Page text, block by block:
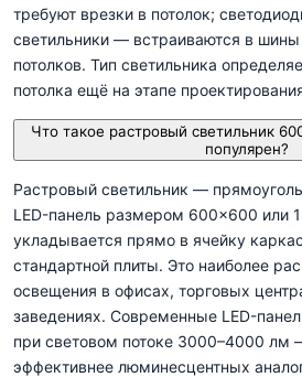
требуют врезки в потолок;
светильники — встраиваются в
потолков. Тип светильника
потолка ещё на этапе
Что такое растровый светильник
популярен?
Растровый светильник —
LED-панель размером 600×600 или
укладывается прямо в ячейку
стандартной плиты. Это наиболее
освещения в офисах, торговых
заведениях. Современные LED-
при световом потоке 3000–4000 лм
эффективнее люминесцентных